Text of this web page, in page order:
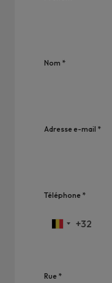
Nom *
Adresse e-mail *
Téléphone *
Rue *